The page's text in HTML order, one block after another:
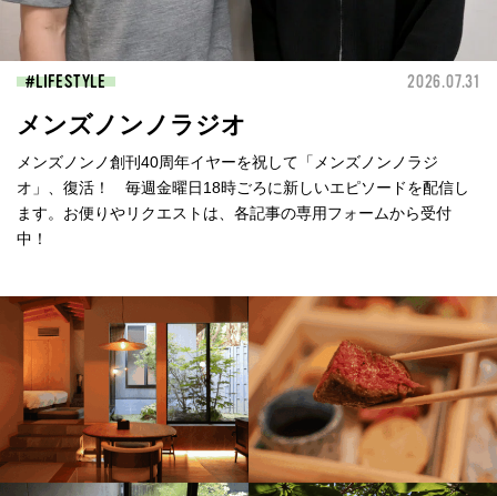
LIFESTYLE 2026.07.31
メンズノンノラジオ
メンズノンノ創刊40周年イヤーを祝して「メンズノンノラジ
オ」、復活！ 毎週金曜日18時ごろに新しいエピソードを配信し
ます。お便りやリクエストは、各記事の専用フォームから受付
中！